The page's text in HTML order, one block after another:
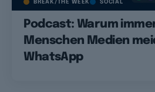
BREAK/THE WEEK SOCIAL
Podcast: Warum
Menschen Medien
WhatsApp